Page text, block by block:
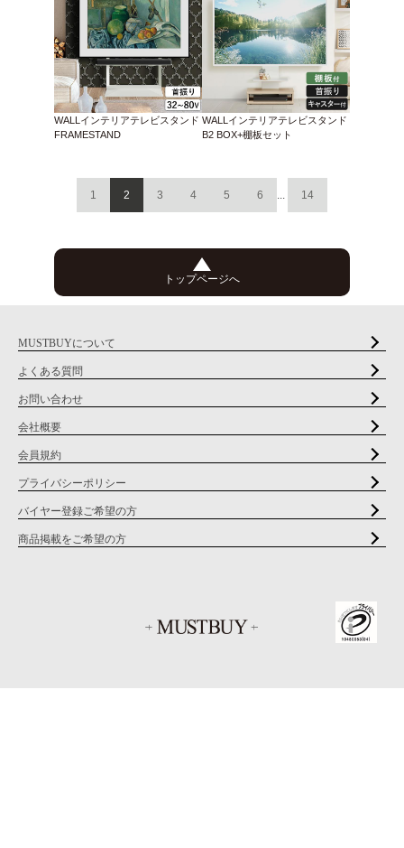
WALLインテリアテレビスタンド
FRAMESTAND
WALLインテリアテレビスタンド
B2 BOX+棚板セット
1 2 3 4 5 6 ... 14
トップページへ
MUSTBUYについて
よくある質問
お問い合わせ
会社概要
会員規約
プライバシーポリシー
バイヤー登録ご希望の方
商品掲載をご希望の方